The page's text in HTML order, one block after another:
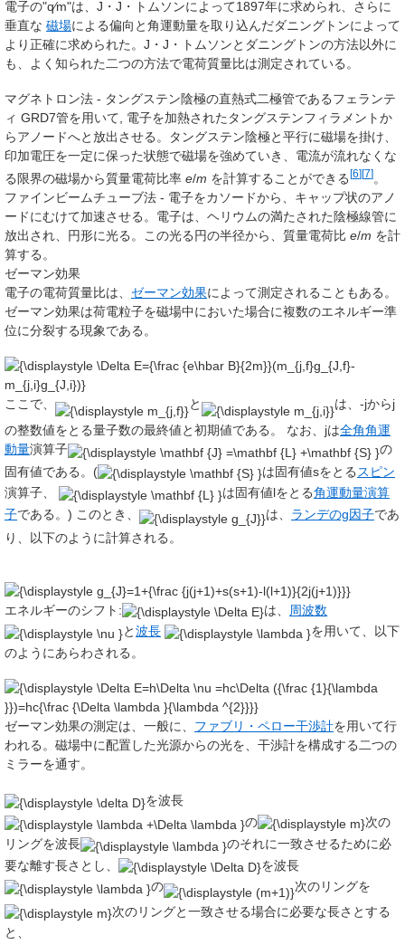
電子の"q⁄m"は、J・J・トムソンによって1897年に求められ、さらに
垂直な 磁場による偏向と角運動量を取り込んだダニングトンによって
より正確に求められた。J・J・トムソンとダニングトンの方法以外に
も、よく知られた二つの方法で電荷質量比は測定されている。
マグネトロン法 - タングステン陰極の直熱式二極管であるフェランテ
ィ GRD7管を用いて, 電子を加熱されたタングステンフィラメントか
らアノードへと放出させる。タングステン陰極と平行に磁場を掛け、
印加電圧を一定に保った状態で磁場を強めていき、電流が流れなくな
る限界の磁場から質量電荷比率 e/m を計算することができる [6][7] 。
ファインビームチューブ法 - 電子をカソードから、キャップ状のアノ
ードにむけて加速させる。電子は、ヘリウムの満たされた陰極線管に
放出され、円形に光る。この光る円の半径から、質量電荷比 e/m を計
算する。
ゼーマン効果
電子の電荷質量比は、 ゼーマン効果によって測定されることもある。
ゼーマン効果は荷電粒子を磁場中においた場合に複数のエネルギー準
位に分裂する現象である。
ここで、 と
は、-jからj
の整数値をとる量子数の最終値と初期値である。 なお、jは全角角運
動量演算子
の
固有値である。(
は固有値sをとる スピン
演算子、
は固有値lをとる角運動量演算
子である。) このとき、 は、 ランデのg因子であ
り、以下のように計算される。
エネルギーのシフト: は、
周波数
と波長
を用いて、以下
のようにあらわされる。
ゼーマン効果の測定は、一般に、 ファブリ・ペロー干渉計を用いて行
われる。磁場中に配置した光源からの光を、干渉計を構成する二つの
ミラーを通す。
を波長
の
次の
リングを波長
のそれに一致させるために必
要な離す長さとし、
を波長
の
次のリングを
次のリングと一致させる場合に必要な長さとする
と、